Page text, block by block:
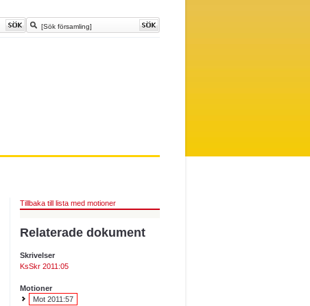
Tillbaka till lista med motioner
Relaterade dokument
Skrivelser
KsSkr 2011:05
Motioner
Mot 2011:57